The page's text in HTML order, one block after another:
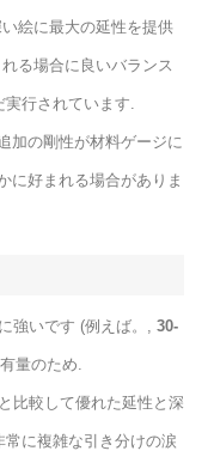
絵に最大の延性を提供
る場合に良いバランス
行されています.
加の剛性が材料ゲージに
に好まれる場合がありま
強いです (例えば。, 30-
量のため.
比較して優れた延性と深
に複雑な引き分けの涙